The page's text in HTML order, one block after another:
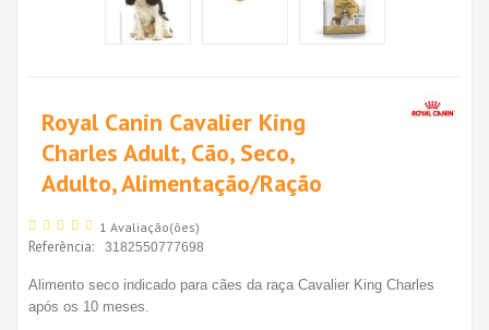
Royal Canin Cavalier King
Charles Adult, Cão, Seco,
Adulto, Alimentação/Ração
1 Avaliação(ões)
Referência: 3182550777698
Alimento seco indicado para cães da raça Cavalier King Charles
após os 10 meses.